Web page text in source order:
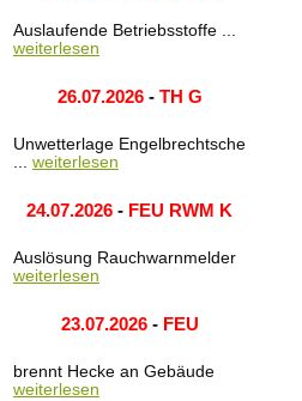
Auslaufende Betriebsstoffe ...
weiterlesen
26.07.2026- TH G
Unwetterlage Engelbrechtsche
... weiterlesen
24.07.2026 - FEU RWM K
Auslösung Rauchwarnmelder
weiterlesen
23.07.2026- FEU
brennt Hecke an Gebäude
weiterlesen